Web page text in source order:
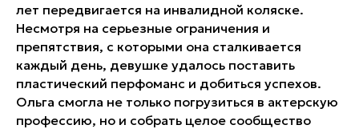
лет передвигается на инвалидной коляске.
Несмотря на серьезные ограничения и
препятствия, с которыми она сталкивается
каждый день, девушке удалось поставить
пластический перфоманс и добиться успехов.
Ольга смогла не только погрузиться в актерскую
профессию, но и собрать целое сообщество